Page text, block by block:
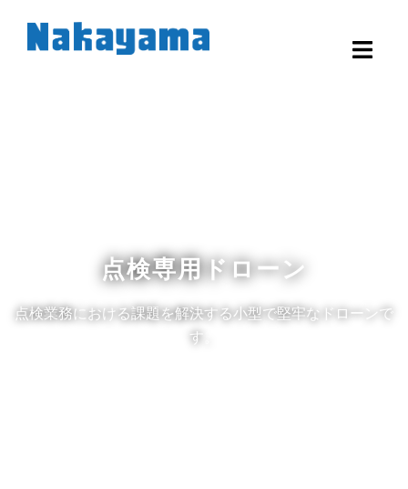
点検専用ドローン
点検業務における課題を解決する小型で堅牢なドローンで
す。